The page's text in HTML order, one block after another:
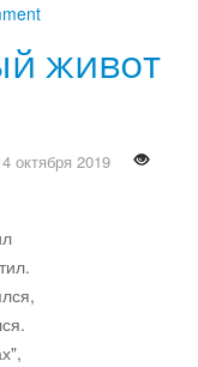
живот
октября 2019